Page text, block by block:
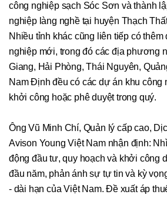
công nghiệp sạch Sóc Sơn và thành
nghiệp làng nghề tại huyện Thạch
Nhiều tỉnh khác cũng liên tiếp có thêm
nghiệp mới, trong đó các địa phương
Giang, Hải Phòng, Thái Nguyên,
Nam Định đều có các dự án khu
khởi công hoặc phê duyệt trong quý.
Ông Vũ Minh Chí, Quản lý cấp cao,
Avison Young Việt Nam nhận định:
động đầu tư, quy hoạch và khởi công
đầu năm, phản ánh sự tự tin và kỳ
- dài hạn của Việt Nam. Đề xuất áp